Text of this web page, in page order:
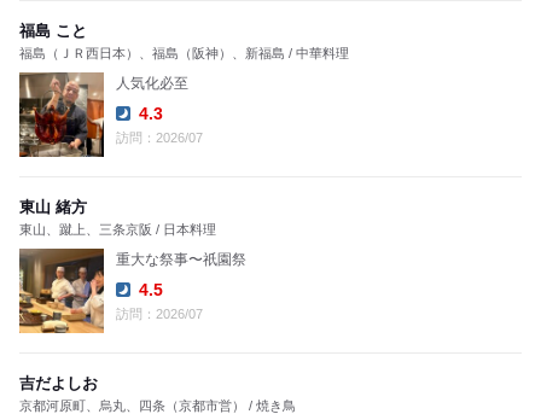
福島 こと
福島（ＪＲ西日本）、福島（阪神）、新福島 / 中華料理
人気化必至
Dinner:
4.3
訪問：2026/07
東山 緒方
東山、蹴上、三条京阪 / 日本料理
重大な祭事〜祇園祭
Dinner:
4.5
訪問：2026/07
吉だよしお
京都河原町、烏丸、四条（京都市営） / 焼き鳥